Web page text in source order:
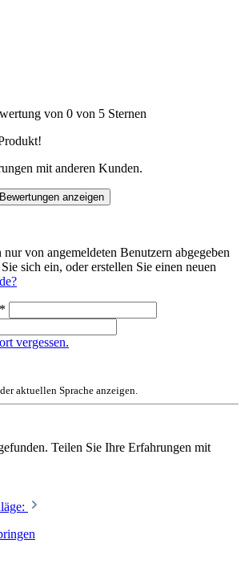
von 0 von 5 Sternen
mit anderen Kunden.
Bewertungen anzeigen
von angemeldeten Benutzern abgegeben
sich ein, oder erstellen Sie einen neuen
*
vergessen.
aktuellen Sprache anzeigen.
Teilen Sie Ihre Erfahrungen mit